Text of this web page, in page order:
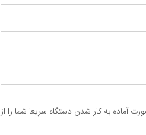
آماده به کار شدن دستگاه سریعا شما را از